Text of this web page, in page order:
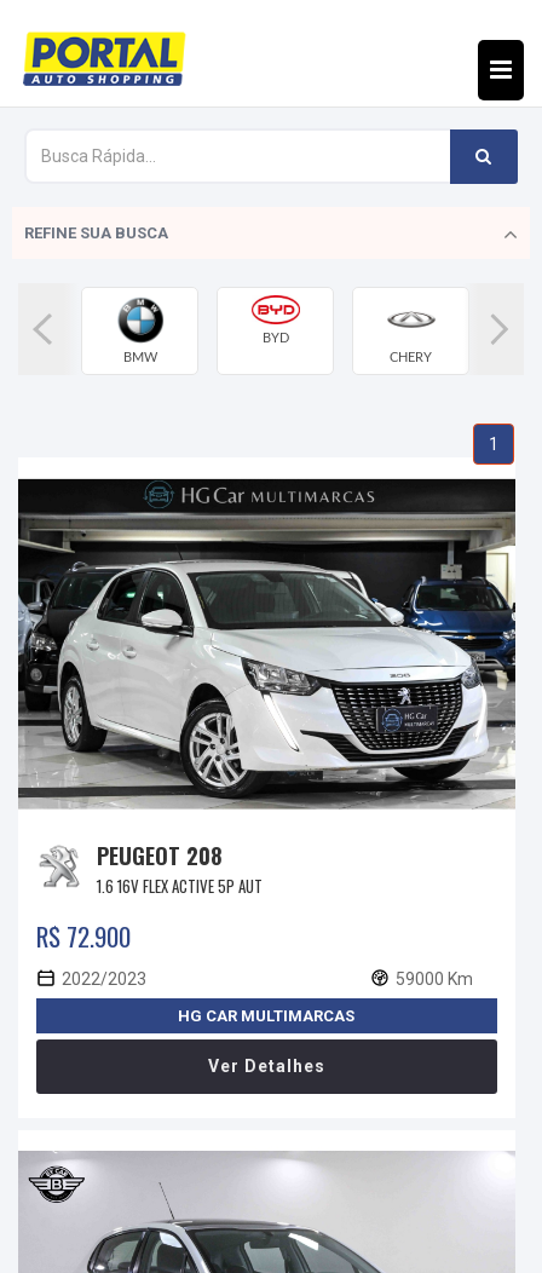
REFINE SUA BUSCA
BMW
BYD
CHERY
1
PEUGEOT 208
1.6 16V FLEX ACTIVE 5P AUT
R$ 72.900
2022/2023 59000 Km
HG CAR MULTIMARCAS
Ver Detalhes